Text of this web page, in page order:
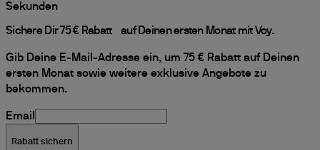
Sekunden
Sichere Dir 75 € Rabatt auf Deinen ersten Monat mit Voy.
Gib Deine E-Mail-Adresse ein, um 75 € Rabatt auf Deinen
ersten Monat sowie weitere exklusive Angebote zu
bekommen.
Email
Rabatt sichern